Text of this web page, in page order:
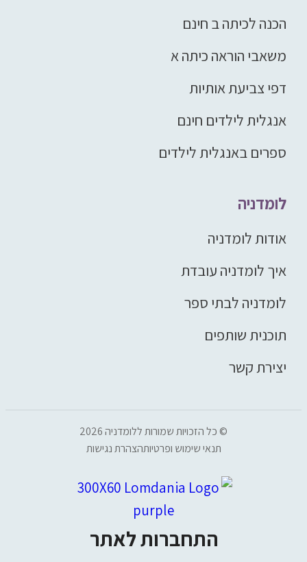
הכנה לכיתה ב חינם
משאבי הוראה כיתה א
דפי צביעת אותיות
אנגלית לילדים חינם
ספרים באנגלית לילדים
לומדניה
אודות לומדניה
איך לומדניה עובדת
לומדניה לבתי ספר
תוכנית שותפים
יצירת קשר
© כל הזכויות שמורות ללומדניה2026
תנאי שימוש ופרטיותהצהרת נגישות
התחברות לאתר